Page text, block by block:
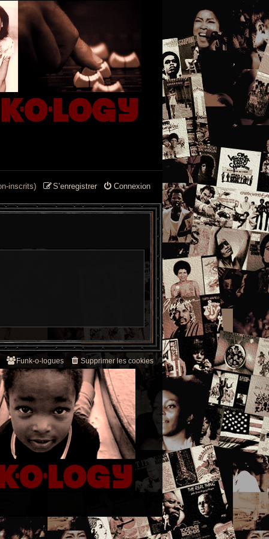
Connexion
S’enregistrer
inscrits)
Supprimer les cookies
Funk-o-logues